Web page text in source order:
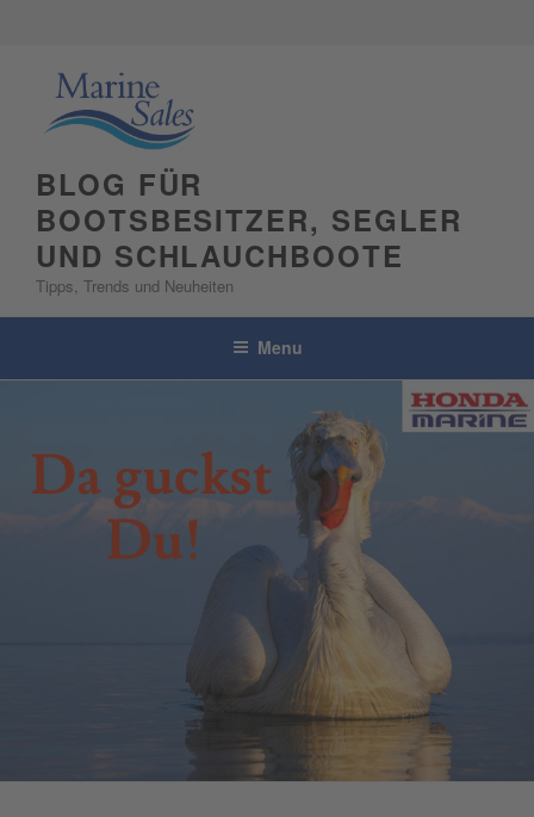
BLOG FÜR
BOOTSBESITZER, SEGLER
UND SCHLAUCHBOOTE
Tipps, Trends und Neuheiten
Menu